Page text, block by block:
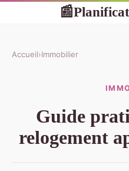
📰
Accueil›Immobilier
Guide
relogement